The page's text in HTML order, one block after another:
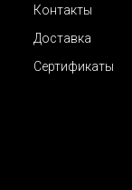
Контакты
Доставка
Сертификаты